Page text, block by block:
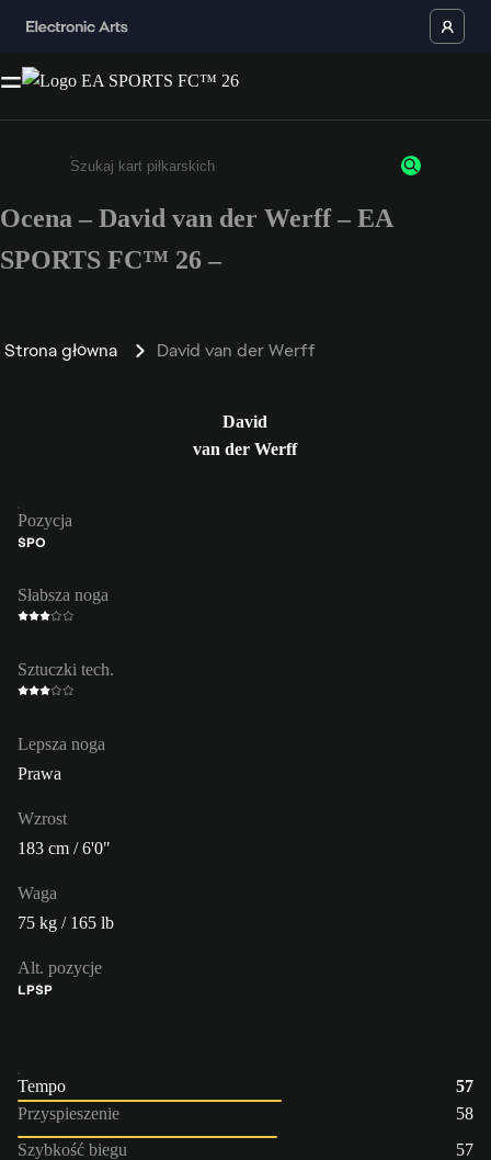
Wpisz co najmniej 3 znaki lub cyfry.
Ocena – David van der Werff – EA
SPORTS FC™ 26 –
Strona główna David van der Werff
David
van der Werff
Pozycja
ŚPO
Słabsza noga
Sztuczki tech.
Lepsza noga
Prawa
Wzrost
183 cm / 6'0"
Waga
75 kg / 165 lb
Alt. pozycje
LPŚP
Tempo
57
Przyspieszenie
58
Szybkość biegu
57